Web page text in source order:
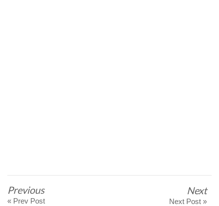
Previous
« Prev Post
Next
Next Post »